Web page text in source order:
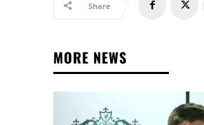
Share
MORE NEWS